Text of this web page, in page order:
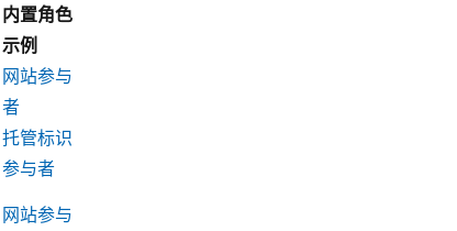
内置角色
示例
网站参与
者
托管标识
参与者
网站参与